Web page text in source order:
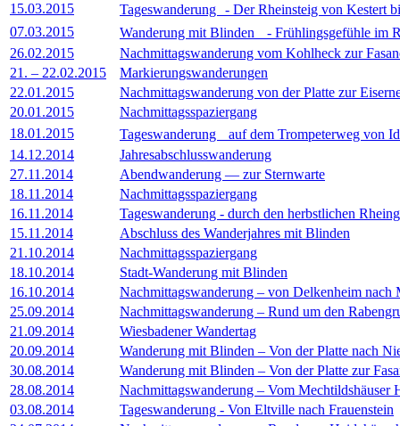
15.03.2015
Tageswanderung - Der Rheinsteig von Kestert
07.03.2015
Wanderung mit Blinden - Frühlingsgefühle im
26.02.2015
Nachmittagswanderung vom Kohlheck zur
21. – 22.02.2015
Markierungswanderungen
22.01.2015
Nachmittagswanderung von der Platte zur
20.01.2015
Nachmittagsspaziergang
18.01.2015
Tageswanderung auf dem Trompeterweg von
14.12.2014
Jahresabschlusswanderung
27.11.2014
Abendwanderung — zur Sternwarte
18.11.2014
Nachmittagsspaziergang
16.11.2014
Tageswanderung - durch den herbstlichen
15.11.2014
Abschluss des Wanderjahres mit Blinden
21.10.2014
Nachmittagsspaziergang
18.10.2014
Stadt-Wanderung mit Blinden
16.10.2014
Nachmittagswanderung – von Delkenheim nach
25.09.2014
Nachmittagswanderung – Rund um den
21.09.2014
Wiesbadener Wandertag
20.09.2014
Wanderung mit Blinden – Von der Platte nach
30.08.2014
Wanderung mit Blinden – Von der Platte zur
28.08.2014
Nachmittagswanderung – Vom Mechtildshäuser
03.08.2014
Tageswanderung - Von Eltville nach Frauenstein